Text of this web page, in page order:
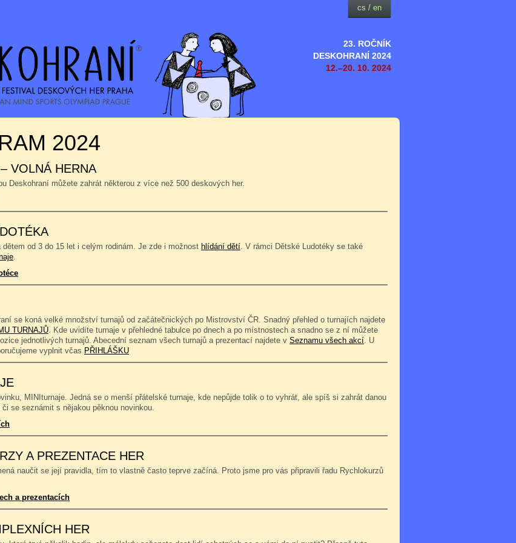
23. ROČNÍK
DESKOHRANÍ 2024
12.–20. 10. 2024
cs / en
2024
VOLNÁ HERNA
Deskohraní můžete zahrát některou z více než 500 deskových her.
dětem od 3 do 15 let i celým rodinám. Je zde i možnost hlídání dětí. V rámci Dětské Ludotéky se také
.
se koná velké množství turnajů od začátečnických po Mistrovství ČR. Snadný přehled o turnajích najdete
TURNAJŮ. Kde uvidíte turnaje v přehledné tabulce po dnech a po místnostech a snadno se z ní můžete
jednotlivých turnajů. Abecední seznam všech turnajů a prezentací najdete v Seznamu všech akcí. U
vyplnit včas PŘIHLÁŠKU
MINIturnaje. Jedná se o menší přátelské turnaje, kde nepůjde tolik o to vyhrát, ale spíš si zahrát danou
či se seznámit s nějakou pěknou novinkou.
A PREZENTACE HER
naučit se její pravidla, tím to vlastně často teprve začíná. Proto jsme pro vás připravili řadu Rychlokurzů
a prezentacích
HER